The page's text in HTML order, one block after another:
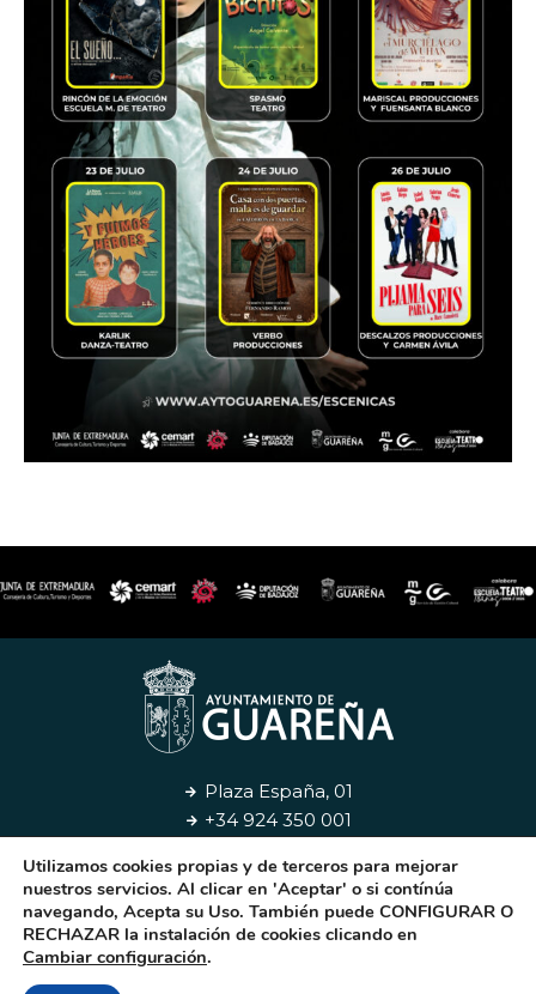
Plaza España, 01
+34 924 350 001
Aviso Legal Privacidad Cookies Contacto
© 2026. Ayuntamiento de Guareña
Utilizamos cookies propias y de terceros para mejorar
nuestros servicios. Al clicar en 'Aceptar' o si contínúa
navegando, Acepta su Uso. También puede CONFIGURAR O
RECHAZAR la instalación de cookies clicando en
Cambiar configuración.